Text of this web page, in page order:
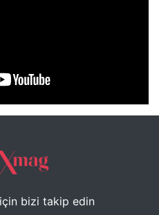
Etkinliği
bizi takip edin